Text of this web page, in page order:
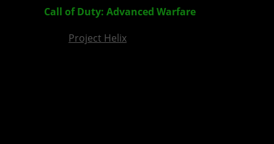
Call of Duty: Advanced Warfare
Project Helix